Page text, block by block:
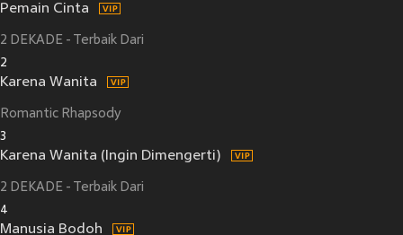
Pemain Cinta
2 DEKADE - Terbaik Dari
2
Karena Wanita
Romantic Rhapsody
3
Karena Wanita (Ingin Dimengerti)
2 DEKADE - Terbaik Dari
4
Manusia Bodoh